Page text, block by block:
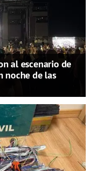
al escenario de
noche de las